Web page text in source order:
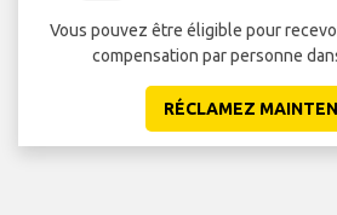
Vous pouvez être éligible pour
compensation par personne
RÉCLAMEZ